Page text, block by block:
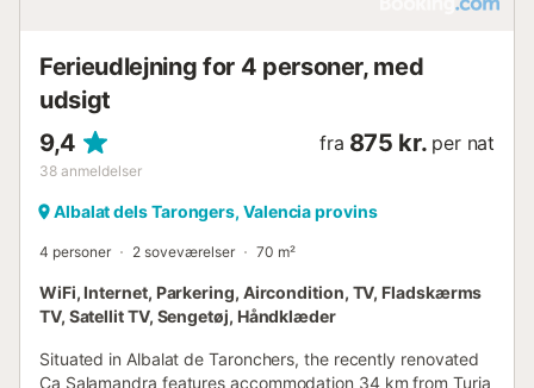
Ferieudlejning for 4 personer, med
udsigt
9,4
38 anmeldelser
fra 875 kr. per nat
Albalat dels Tarongers, Valencia provins
4 personer 2 soveværelser 70 m²
WiFi, Internet, Parkering, Aircondition, TV, Fladskærms
TV, Satellit TV, Sengetøj, Håndklæder
Situated in Albalat de Taronchers, the recently renovated
Ca Salamandra features accommodation 34 km from Turia